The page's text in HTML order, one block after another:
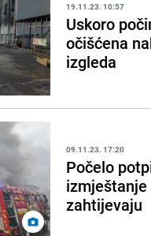
19.11.23. 10:57
Uskoro
očišćena
izgleda
09.11.23. 17:20
Počelo
zahtijevaju